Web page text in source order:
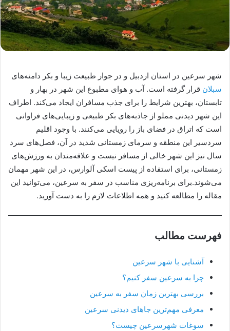
شهر سرعین در استان اردبیل و در جوار طبیعت زیبا و بکر دامنه‌های
سبلان قرار گرفته است. آب و هوای مطبوع این شهر در بهار و
تابستان، بهترین شرایط را برای جذب مسافران ایجاد می‌کند. اطراف
این شهر دیدنی مملو از جاذبه‌های بکر طبیعی و زیبایی‌های فراوانی
است که اتراق در فضای باز را رویایی می‌کنند. با وجود اقلیم
سردسیر این منطقه و سرمای زمستانی شدید در آن، فصل‌های سرد
سال نیز این شهر خالی از مسافر نیست و علاقه‌مندان به ورزش‌های
زمستانی، برای استفاده از پیست اسکی آلوارس، در این شهر مهمان
می‌شوند.برای برنامه‌ریزی مناسب در سفر به سرعین، می‌توانید این
مقاله را مطالعه کنید و همه اطلاعات لازم را به دست آورید.
فهرست مطالب
آشنایی با شهر سرعین
چرا به سرعین سفر کنیم؟
بررسی بهترین زمان سفر به سرعین
معرفی مهم‌ترین جاهای دیدنی سرعین
سوغات شهرسرعین چیست؟